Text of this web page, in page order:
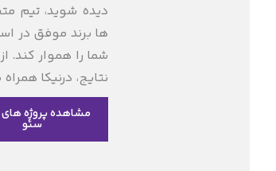
دیده شوید، تیم
ها برند موفق در
شما را هموار کند.
نتایج، درنیکا
مشاهده پروژه
سئو